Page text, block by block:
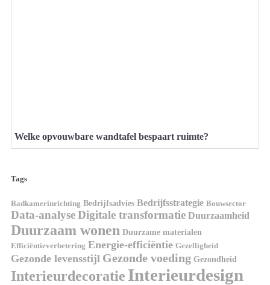
Welke opvouwbare wandtafel bespaart ruimte?
Tags
Badkamerinrichting Bedrijfsadvies Bedrijfsstrategie Bouwsector
Data-analyseDigitale transformatie Duurzaamheid
Duurzaam wonen Duurzame materialen
Efficiëntieverbetering Energie-efficiëntie Gezelligheid
Gezonde levensstijl Gezonde voeding Gezondheid
Interieurdecoratie Interieurdesign